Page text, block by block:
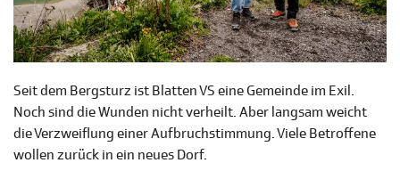
Seit dem Bergsturz ist Blatten VS eine Gemeinde im Exil.
Noch sind die Wunden nicht verheilt. Aber langsam weicht
die Verzweiflung einer Aufbruchstimmung. Viele Betroffene
wollen zurück in ein neues Dorf.